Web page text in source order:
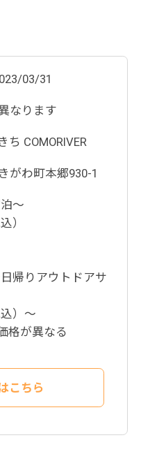
03/31
なります
ち COMORIVER
がわ町本郷930-1
〜
）
帰りアウトドアサ
）〜
格が異なる
こちら